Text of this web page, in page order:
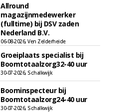
Allround
magazijnmedewerker
(fulltime) bij DSV zaden
Nederland B.V.
06-08-2026, Ven Zelderheide
Groeiplaats specialist bij
Boomtotaalzorg32-40 uur
30-07-2026, Schalkwijk
Boominspecteur bij
Boomtotaalzorg24-40 uur
30-07-2026, Schalkwijk